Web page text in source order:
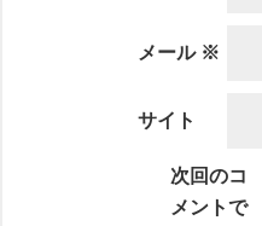
メール ※
サイト
次回のコ
メントで